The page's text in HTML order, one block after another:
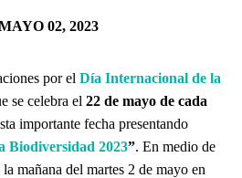
02, 2023
por el Día Internacional de la
se celebra el 22 de mayo de cada
importante fecha presentando
Biodiversidad 2023”. En medio de
mañana del martes 2 de mayo en